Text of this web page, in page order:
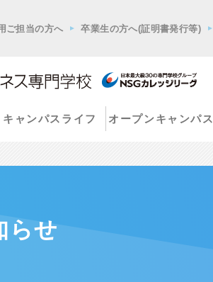
ご担当の方へ 卒業生の方へ(証明書発行等)
キャンパスライフ オープンキャンパス
らせ